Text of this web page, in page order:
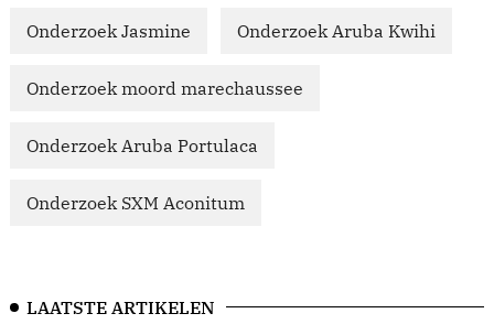
Onderzoek Jasmine Onderzoek Aruba Kwihi
Onderzoek moord marechaussee
Onderzoek Aruba Portulaca
Onderzoek SXM Aconitum
LAATSTE ARTIKELEN